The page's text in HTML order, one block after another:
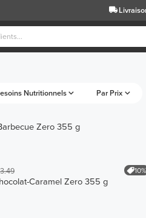
Nutritionnels Par Prix
Zero 355 g
10%
Caramel Zero 355 g